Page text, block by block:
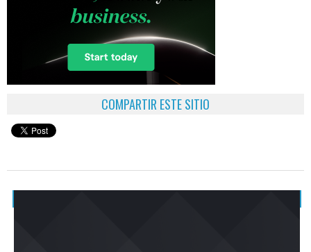
COMPARTIR ESTE SITIO